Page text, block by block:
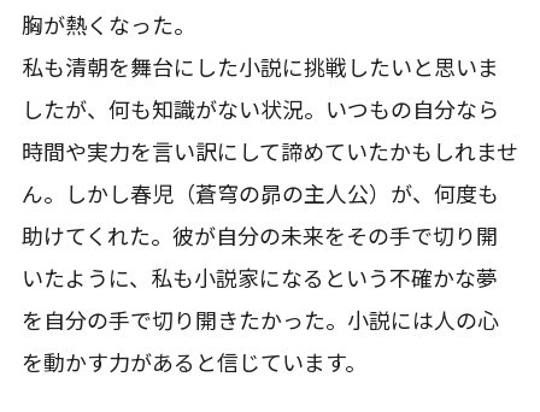
胸が熱くなった。
私も清朝を舞台にした小説に挑戦したいと思いま
したが、何も知識がない状況。いつもの自分なら
時間や実力を言い訳にして諦めていたかもしれませ
ん。しかし春児（蒼穹の昴の主人公）が、何度も
助けてくれた。彼が自分の未来をその手で切り開
いたように、私も小説家になるという不確かな夢
を自分の手で切り開きたかった。小説には人の心
を動かす力があると信じています。